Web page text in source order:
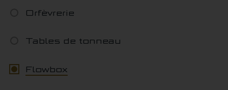
Orfèvrerie
Tables de tonneau
Flowbox